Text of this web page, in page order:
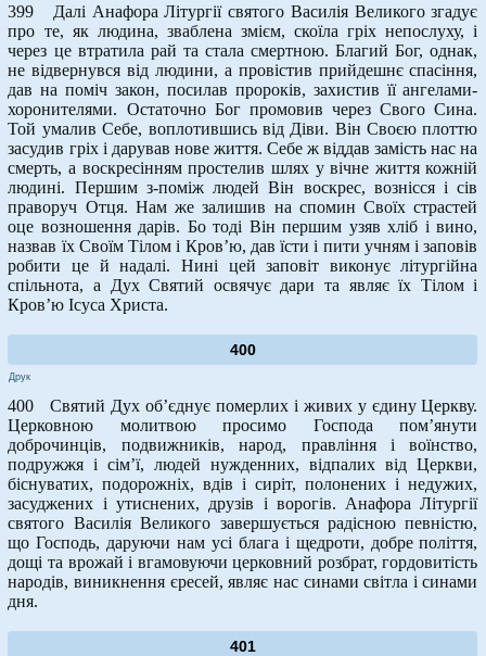
399 Далі Анафора Літургії святого Василія Великого згадує
про те, як людина, зваблена змієм, скоїла гріх непослуху, і
через це втратила рай та стала смертною. Благий Бог, однак,
не відвернувся від людини, а провістив прийдешнє спасіння,
дав на поміч закон, посилав пророків, захистив її ангелами-
хоронителями. Остаточно Бог промовив через Свого Сина.
Той умалив Себе, воплотившись від Діви. Він Своєю плоттю
засудив гріх і дарував нове життя. Себе ж віддав замість нас на
смерть, а воскресінням простелив шлях у вічне життя кожній
людині. Першим з-поміж людей Він воскрес, вознісся і сів
праворуч Отця. Нам же залишив на спомин Своїх страстей
оце возношення дарів. Бо тоді Він першим узяв хліб і вино,
назвав їх Своїм Тілом і Кров’ю, дав їсти і пити учням і заповів
робити це й надалі. Нині цей заповіт виконує літургійна
спільнота, а Дух Святий освячує дари та являє їх Тілом і
Кров’ю Ісуса Христа.
400
Друк
400 Святий Дух об’єднує померлих і живих у єдину Церкву.
Церковною молитвою просимо Господа пом’янути
доброчинців, подвижників, народ, правління і воїнство,
подружжя і сім’ї, людей нужденних, відпалих від Церкви,
біснуватих, подорожніх, вдів і сиріт, полонених і недужих,
засуджених і утиснених, друзів і ворогів. Анафора Літургії
святого Василія Великого завершується радісною певністю,
що Господь, даруючи нам усі блага і щедроти, добре поліття,
дощі та врожай і вгамовуючи церковний розбрат, гордовитість
народів, виникнення єресей, являє нас синами світла і синами
дня.
401